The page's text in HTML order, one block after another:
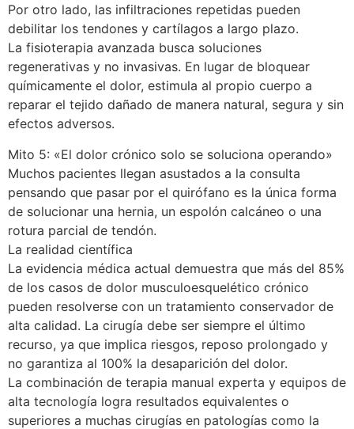
Por otro lado, las infiltraciones repetidas pueden
debilitar los tendones y cartílagos a largo plazo.
La fisioterapia avanzada busca soluciones
regenerativas y no invasivas. En lugar de bloquear
químicamente el dolor, estimula al propio cuerpo a
reparar el tejido dañado de manera natural, segura y sin
efectos adversos.
Mito 5: «El dolor crónico solo se soluciona operando»
Muchos pacientes llegan asustados a la consulta
pensando que pasar por el quirófano es la única forma
de solucionar una hernia, un espolón calcáneo o una
rotura parcial de tendón.
La realidad científica
La evidencia médica actual demuestra que más del 85%
de los casos de dolor musculoesquelético crónico
pueden resolverse con un tratamiento conservador de
alta calidad. La cirugía debe ser siempre el último
recurso, ya que implica riesgos, reposo prolongado y
no garantiza al 100% la desaparición del dolor.
La combinación de terapia manual experta y equipos de
alta tecnología logra resultados equivalentes o
superiores a muchas cirugías en patologías como la